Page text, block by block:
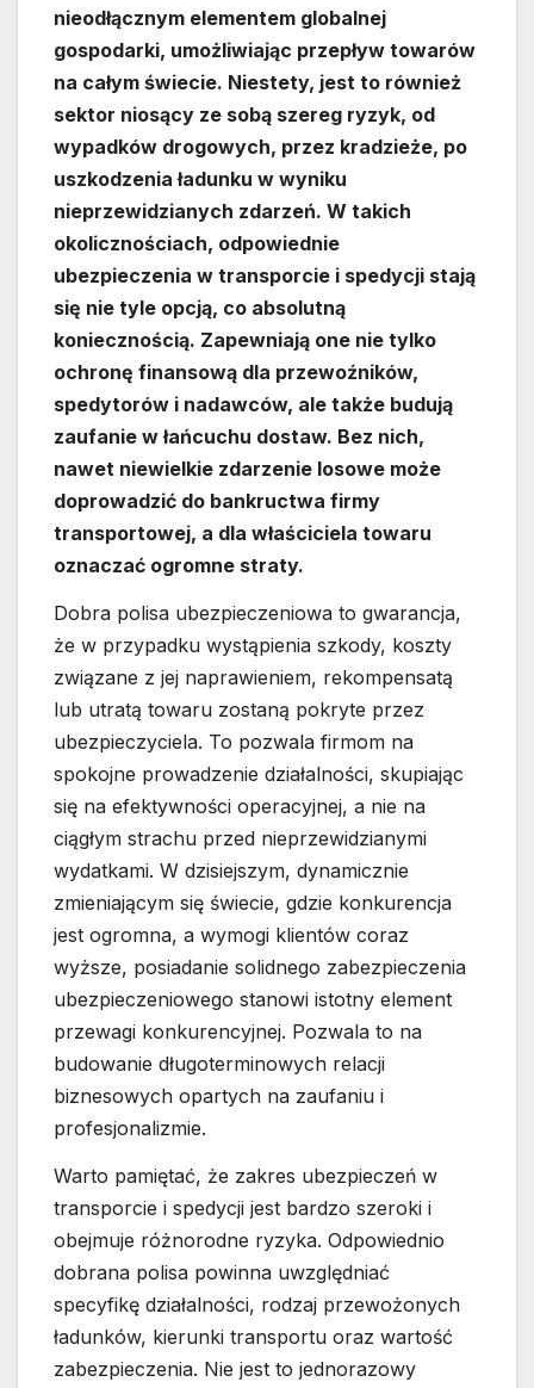
nieodłącznym elementem globalnej
gospodarki, umożliwiając przepływ towarów
na całym świecie. Niestety, jest to również
sektor niosący ze sobą szereg ryzyk, od
wypadków drogowych, przez kradzieże, po
uszkodzenia ładunku w wyniku
nieprzewidzianych zdarzeń. W takich
okolicznościach, odpowiednie
ubezpieczenia w transporcie i spedycji stają
się nie tyle opcją, co absolutną
koniecznością. Zapewniają one nie tylko
ochronę finansową dla przewoźników,
spedytorów i nadawców, ale także budują
zaufanie w łańcuchu dostaw. Bez nich,
nawet niewielkie zdarzenie losowe może
doprowadzić do bankructwa firmy
transportowej, a dla właściciela towaru
oznaczać ogromne straty.
Dobra polisa ubezpieczeniowa to gwarancja,
że w przypadku wystąpienia szkody, koszty
związane z jej naprawieniem, rekompensatą
lub utratą towaru zostaną pokryte przez
ubezpieczyciela. To pozwala firmom na
spokojne prowadzenie działalności, skupiając
się na efektywności operacyjnej, a nie na
ciągłym strachu przed nieprzewidzianymi
wydatkami. W dzisiejszym, dynamicznie
zmieniającym się świecie, gdzie konkurencja
jest ogromna, a wymogi klientów coraz
wyższe, posiadanie solidnego zabezpieczenia
ubezpieczeniowego stanowi istotny element
przewagi konkurencyjnej. Pozwala to na
budowanie długoterminowych relacji
biznesowych opartych na zaufaniu i
profesjonalizmie.
Warto pamiętać, że zakres ubezpieczeń w
transporcie i spedycji jest bardzo szeroki i
obejmuje różnorodne ryzyka. Odpowiednio
dobrana polisa powinna uwzględniać
specyfikę działalności, rodzaj przewożonych
ładunków, kierunki transportu oraz wartość
zabezpieczenia. Nie jest to jednorazowy